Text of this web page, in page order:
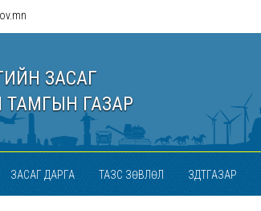
ЗАСАГ
ГАЗАР
ЗАСАГ ДАРГА ТАЗС ЗӨВЛӨЛ ЗДТГАЗАР